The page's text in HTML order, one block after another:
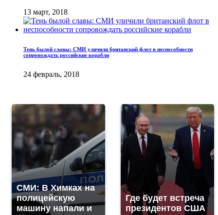
13 март, 2018
Тень былой славы: СМИ уличили британский флот в неспособности
сопровождать российские корабли
24 февраль, 2018
СМИ: В Химках на
полицейскую
машину напали и
Где будет встреча
президентов США